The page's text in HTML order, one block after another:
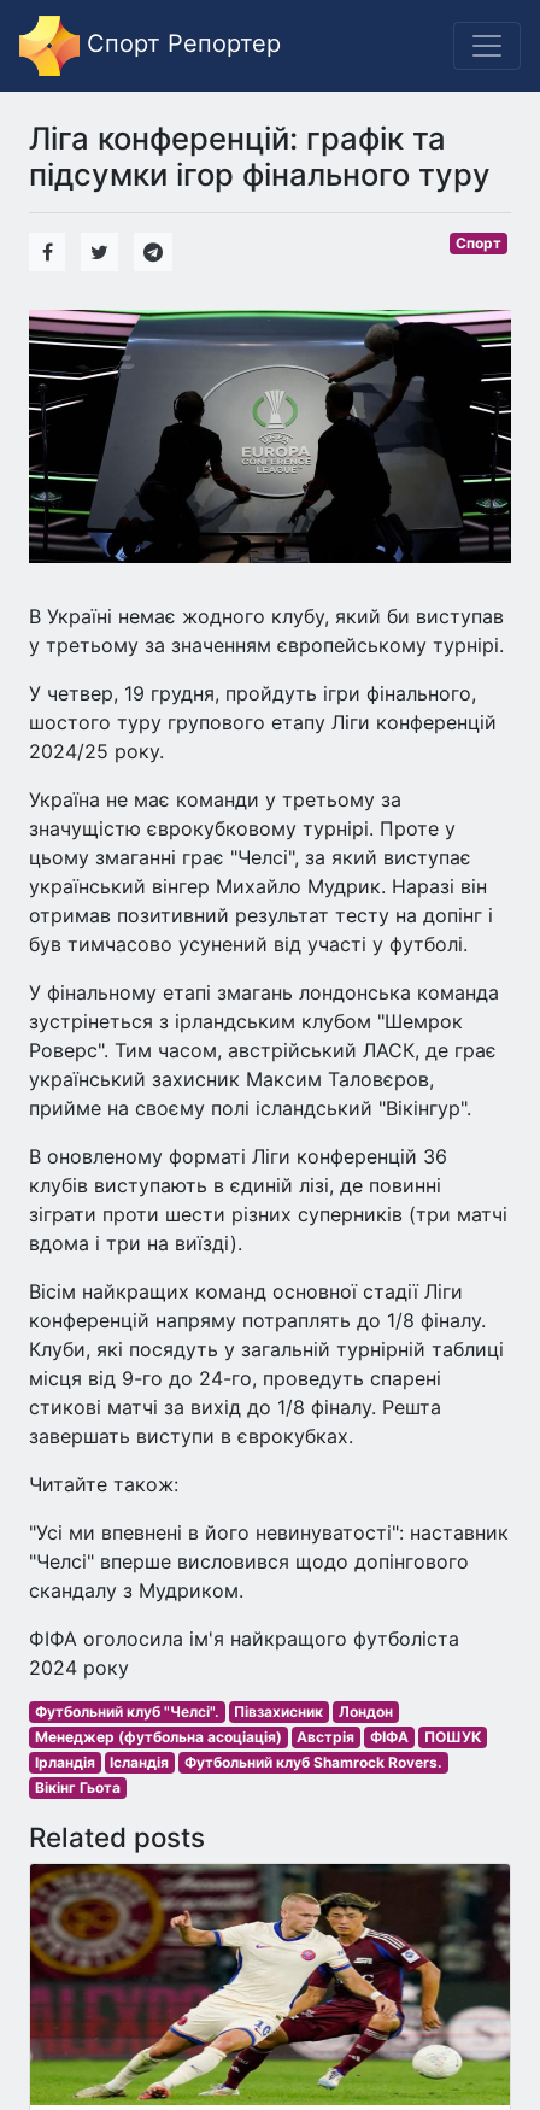
Спорт Репортер
Ліга конференцій: графік та
підсумки ігор фінального туру
Спорт
В Україні немає жодного клубу, який би виступав
у третьому за значенням європейському турнірі.
У четвер, 19 грудня, пройдуть ігри фінального,
шостого туру групового етапу Ліги конференцій
2024/25 року.
Україна не має команди у третьому за
значущістю єврокубковому турнірі. Проте у
цьому змаганні грає "Челсі", за який виступає
український вінгер Михайло Мудрик. Наразі він
отримав позитивний результат тесту на допінг і
був тимчасово усунений від участі у футболі.
У фінальному етапі змагань лондонська команда
зустрінеться з ірландським клубом "Шемрок
Роверс". Тим часом, австрійський ЛАСК, де грає
український захисник Максим Таловєров,
прийме на своєму полі ісландський "Вікінгур".
В оновленому форматі Ліги конференцій 36
клубів виступають в єдиній лізі, де повинні
зіграти проти шести різних суперників (три матчі
вдома і три на виїзді).
Вісім найкращих команд основної стадії Ліги
конференцій напряму потраплять до 1/8 фіналу.
Клуби, які посядуть у загальній турнірній таблиці
місця від 9-го до 24-го, проведуть спарені
стикові матчі за вихід до 1/8 фіналу. Решта
завершать виступи в єврокубках.
Читайте також:
"Усі ми впевнені в його невинуватості": наставник
"Челсі" вперше висловився щодо допінгового
скандалу з Мудриком.
ФІФА оголосила ім'я найкращого футболіста
2024 року
Футбольний клуб "Челсі". Півзахисник
Лондон
Менеджер (футбольна асоціація)
Австрія ФІФА
ПОШУК
Ірландія
Ісландія
Футбольний клуб Shamrock Rovers.
Вікінг Гьота
Related posts